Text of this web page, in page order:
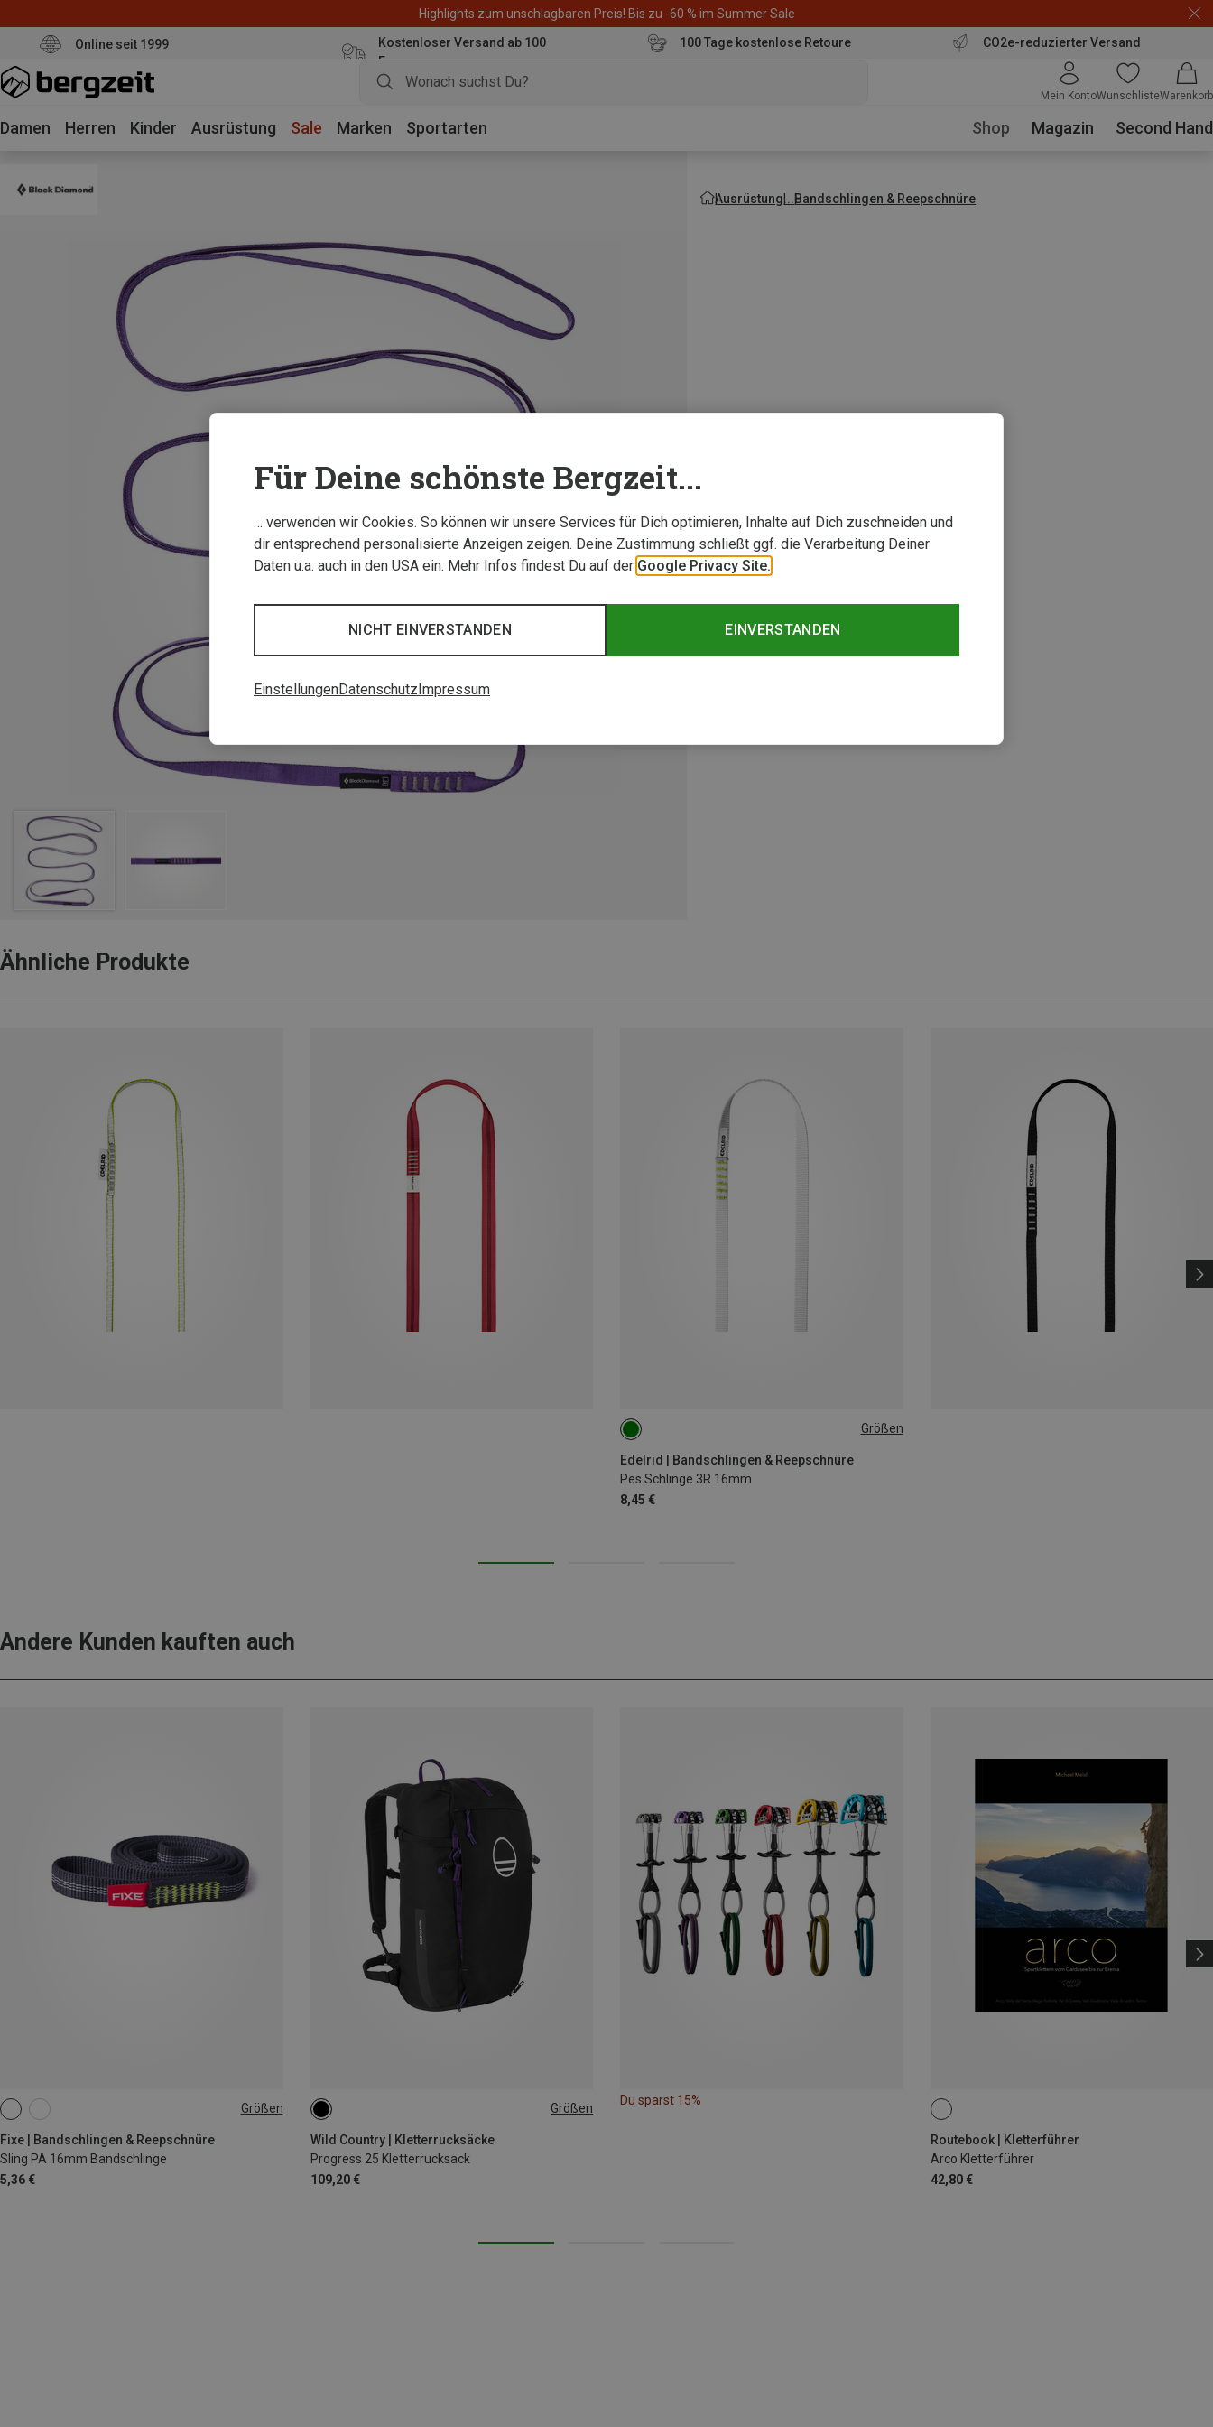
Highlights zum unschlagbaren Preis! Bis zu -60 % im Summer Sale
Online seit 1999
Kostenloser Versand ab 100
Euro
100 Tage kostenlose Retoure CO2e-reduzierter Versand
Mein KontoWunschlisteWarenkorb
Damen Herren Kinder Ausrüstung Sale Marken Sportarten Shop Magazin Second Hand
Ausrüstung Bandschlingen & Reepschnüre
Ähnliche Produkte
Größen
Edelrid | Bandschlingen & Reepschnüre
Pes Schlinge 3R 16mm
8,45 €
60CM/OASIS
Andere Kunden kauften auch
Größen
Fixe | Bandschlingen & Reepschnüre
Sling PA 16mm Bandschlinge
5,36 €
65CM Größen
Wild Country | Kletterrucksäcke
Progress 25 Kletterrucksack
109,20 €
25L
Du sparst 15%
Routebook | Kletterführer
Arco Kletterführer
42,80 €
Für Deine schönste Bergzeit...
… verwenden wir Cookies. So können wir unsere Services für Dich optimieren, Inhalte auf Dich zuschneiden und
dir entsprechend personalisierte Anzeigen zeigen. Deine Zustimmung schließt ggf. die Verarbeitung Deiner
Daten u.a. auch in den USA ein. Mehr Infos findest Du auf der Google Privacy Site.
EINVERSTANDEN
NICHT EINVERSTANDEN
EinstellungenDatenschutz Impressum